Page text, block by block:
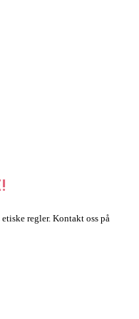
regler. Kontakt oss på